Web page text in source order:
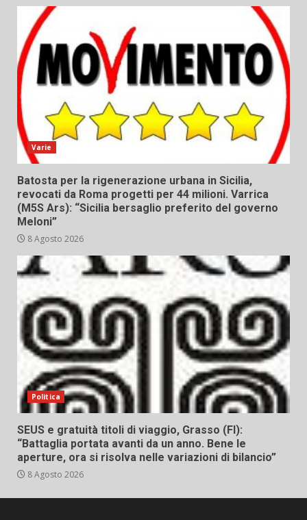
Varie
Batosta per la rigenerazione urbana in Sicilia,
revocati da Roma progetti per 44 milioni. Varrica
(M5S Ars): “Sicilia bersaglio preferito del governo
Meloni”
8 Agosto 2026
Politica
SEUS e gratuità titoli di viaggio, Grasso (FI):
“Battaglia portata avanti da un anno. Bene le
aperture, ora si risolva nelle variazioni di bilancio”
8 Agosto 2026